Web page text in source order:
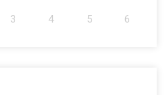
3 4 5 6